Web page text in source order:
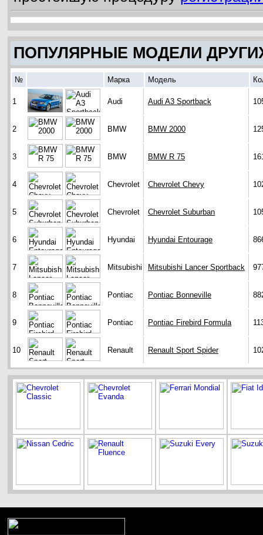
ПОПУЛЯРНЫЕ МОДЕЛИ
№ Марка Модель
1 Audi Audi A3 Sportback
2 BMW BMW 2000
3 BMW BMW R 75
4 Chevrolet Chevrolet Chevy
5 Chevrolet Chevrolet Suburban
6 Hyundai Hyundai Entourage
7 Mitsubishi Mitsubishi Lancer Sportback
8 Pontiac Pontiac Bonneville
9 Pontiac Pontiac Firebird Formula
10 Renault Renault Sport Spider